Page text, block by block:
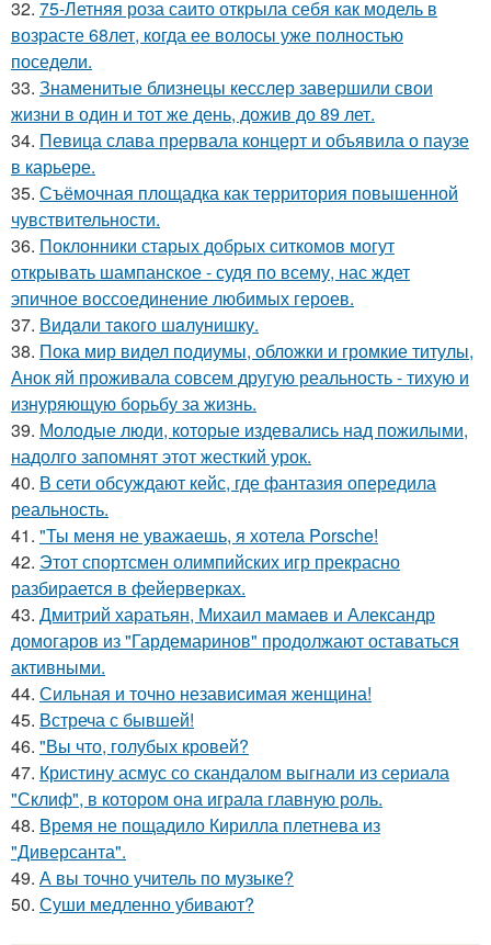
32. 75-Летняя роза саито открыла себя как модель в
возрасте 68лет, когда ее волосы уже полностью
поседели.
33. Знаменитые близнецы кесслер завершили свои
жизни в один и тот же день, дожив до 89 лет.
34. Певица слава прервала концерт и объявила о паузе
в карьере.
35. Съёмочная площадка как территория повышенной
чувствительности.
36. Поклонники старых добрых ситкомов могут
открывать шампанское - судя по всему, нас ждет
эпичное воссоединение любимых героев.
37. Видaли тaкого шaлунишку.
38. Пока мир видел подиумы, обложки и громкие титулы,
Анок яй проживала совсем другую реальность - тихую и
изнуряющую борьбу за жизнь.
39. Молодые люди, которые издевались над пожилыми,
надолго запомнят этот жесткий урок.
40. В сети обсуждают кейс, где фантазия опередила
реальность.
41. "Ты меня не уважаешь, я хотела Porsche!
42. Этот спортсмен олимпийских игр прекрасно
разбирается в фейерверках.
43. Дмитрий харатьян, Михаил мамаев и Александр
домогаров из "Гардемаринов" продолжают оставаться
активными.
44. Сильная и точно независимая женщина!
45. Встреча с бывшей!
46. "Вы что, голубых кровей?
47. Кристину асмус со скандалом выгнали из сериала
"Склиф", в котором она играла главную роль.
48. Время не пощадило Кирилла плетнева из
"Диверсанта".
49. А вы точно учитель по музыке?
50. Суши медленно убивают?